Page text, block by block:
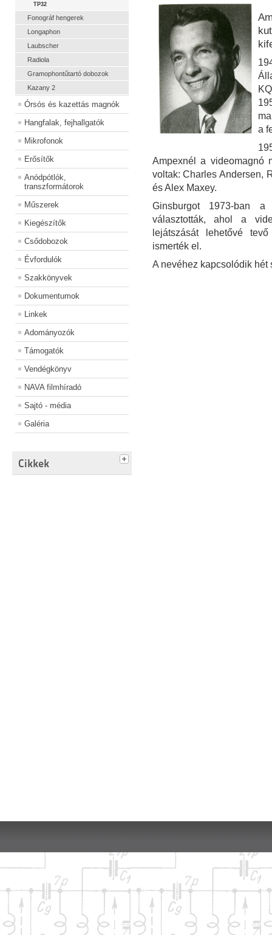
TP32
Fonográf hengerek
Longaphon
Laubscher
Radiola
Gramophontűtartó dobozok
Kazany 2
Órsós és kazettás magnók
Hangfalak, fejhallgatók
Mikrofonok
Erősítők
Anódpótlók,
transzformátorok
Műszerek
Kiegészítők
Csődobozok
Évfordulók
Szakkönyvek
Dokumentumok
Linkek
Adományozók
Támogatók
Vendégkönyv
NAVA filmhíradó
Sajtó - média
Galéria
Cikkek
a
Ampexnél a videomagnó
voltak: Charles Andersen,
és Alex Maxey.
Ginsburgot 1973-ban
választották, ahol a
lejátszását lehetővé
ismerték el.
A nevéhez kapcsolódik hét